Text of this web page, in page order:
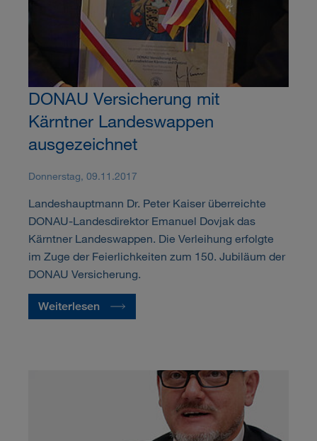
DONAU Versicherung mit
Kärntner Landeswappen
ausgezeichnet
Donnerstag, 09.11.2017
Landeshauptmann Dr. Peter Kaiser überreichte
DONAU-Landesdirektor Emanuel Dovjak das
Kärntner Landeswappen. Die Verleihung erfolgte
im Zuge der Feierlichkeiten zum 150. Jubiläum der
DONAU Versicherung.
Weiterlesen